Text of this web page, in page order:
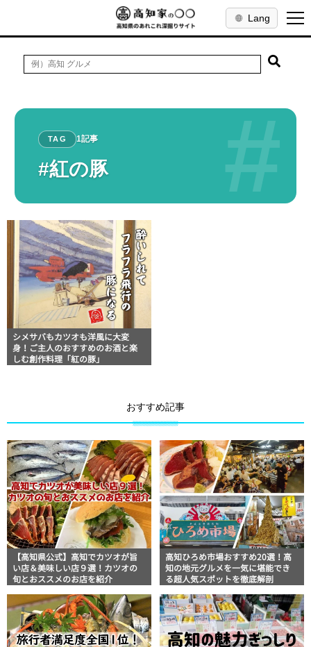
Lang
#
TAG 1記事
#紅の豚
シメサバもカツオも洋風に大変
身！ご主人のおすすめのお酒と楽
しむ創作料理「紅の豚」
おすすめ記事
【高知県公式】高知でカツオが旨
い店＆美味しい店９選！カツオの
旬とおススメのお店を紹介
高知ひろめ市場おすすめ20選！高
知の地元グルメを一気に堪能でき
る超人気スポットを徹底解剖